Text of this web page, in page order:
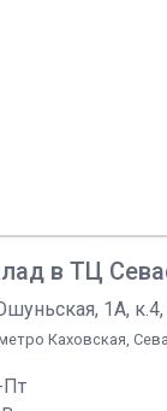
в ТЦ
1А,
Каховская,
Пт